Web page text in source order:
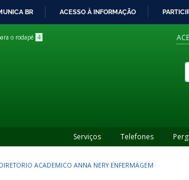
BR ACESSO À INFORMAÇÃO
o rodapé 4
Serviços Telefones
DIRETORIO ACADEMICO ANNA NERY ENFERMAGEM